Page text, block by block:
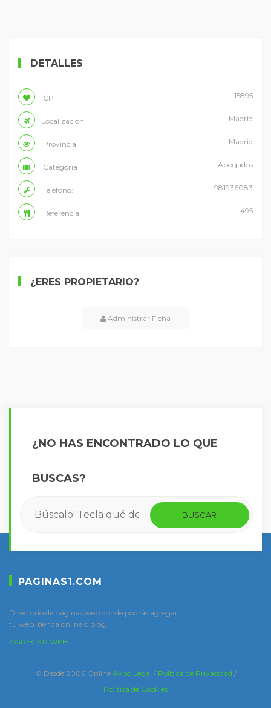
DETALLES
CP 15895
Localización Madrid
Provincia Madrid
Categoría Abogados
Teléfono: 981936083
Referencia 495
¿ERES PROPIETARIO?
Administrar Ficha
¿NO HAS ENCONTRADO LO QUE
BUSCAS?
PAGINAS1.COM
Directorio de páginas web donde podrás agregar
tu web, tienda online o blog.
AGREGAR WEB
© Desde 2006 Online Aviso Legal / Política de Privacidad /
Política de Cookies